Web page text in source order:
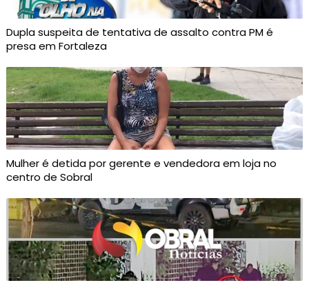
Dupla suspeita de tentativa de assalto contra PM é
presa em Fortaleza
Mulher é detida por gerente e vendedora em loja no
centro de Sobral